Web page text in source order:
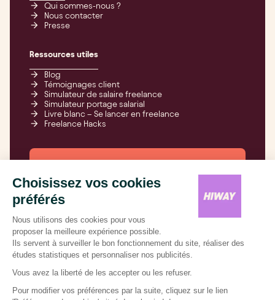
Qui sommes-nous ?
Nous contacter
Presse
Ressources utiles
Blog
Témoignages client
Simulateur de salaire freelance
Simulateur portage salarial
Livre blanc – Se lancer en freelance
Freelance Hacks
Freelancez-vous,
on s’occupe de tout